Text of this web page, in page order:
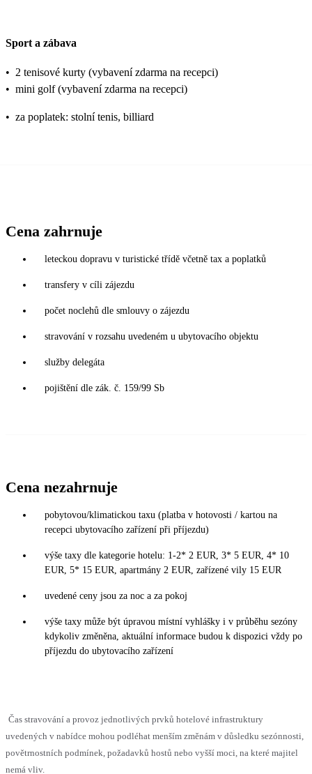
Sport a zábava
• 2 tenisové kurty (vybavení zdarma na recepci)
• mini golf (vybavení zdarma na recepci)
• za poplatek: stolní tenis, billiard
Cena zahrnuje
leteckou dopravu v turistické třídě včetně tax a poplatků
transfery v cíli zájezdu
počet noclehů dle smlouvy o zájezdu
stravování v rozsahu uvedeném u ubytovacího objektu
služby delegáta
pojištění dle zák. č. 159/99 Sb
Cena nezahrnuje
pobytovou/klimatickou taxu (platba v hotovosti / kartou na
recepci ubytovacího zařízení při příjezdu)
výše taxy dle kategorie hotelu: 1-2* 2 EUR, 3* 5 EUR, 4* 10
EUR, 5* 15 EUR, apartmány 2 EUR, zařízené vily 15 EUR
uvedené ceny jsou za noc a za pokoj
výše taxy může být úpravou místní vyhlášky i v průběhu sezóny
kdykoliv změněna, aktuální informace budou k dispozici vždy po
příjezdu do ubytovacího zařízení
Čas stravování a provoz jednotlivých prvků hotelové infrastruktury
uvedených v nabídce mohou podléhat menším změnám v důsledku sezónnosti,
povětrnostních podmínek, požadavků hostů nebo vyšší moci, na které majitel
nemá vliv.